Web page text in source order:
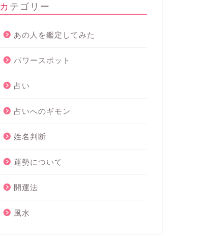
カテゴリー
あの人を鑑定してみた
パワースポット
占い
占いへのギモン
姓名判断
運勢について
開運法
風水